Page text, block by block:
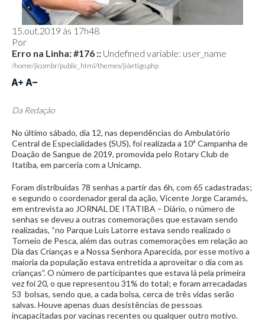
15.out.2019 às 17h48
Por
Erro na Linha: #176 :: Undefined variable: user_name
/home/jicombr/public_html/themes/ji/artigo.php
Da Redação
No último sábado, dia 12, nas dependências do Ambulatório
Central de Especialidades (SUS), foi realizada a 10ª Campanha de
Doação de Sangue de 2019, promovida pelo Rotary Club de
Itatiba, em parceria com a Unicamp.
Foram distribuídas 78 senhas a partir das 6h, com 65 cadastradas;
e segundo o coordenador geral da ação, Vicente Jorge Caramés,
em entrevista ao JORNAL DE ITATIBA – Diário, o número de
senhas se deveu a outras comemorações que estavam sendo
realizadas, “no Parque Luís Latorre estava sendo realizado o
Torneio de Pesca, além das outras comemorações em relação ao
Dia das Crianças e a Nossa Senhora Aparecida, por esse motivo a
maioria da população estava entretida a aproveitar o dia com as
crianças”. O número de participantes que estava lá pela primeira
vez foi 20, o que representou 31% do total; e foram arrecadadas
53 bolsas, sendo que, a cada bolsa, cerca de três vidas serão
salvas. Houve apenas duas desistências de pessoas
incapacitadas por vacinas recentes ou qualquer outro motivo.